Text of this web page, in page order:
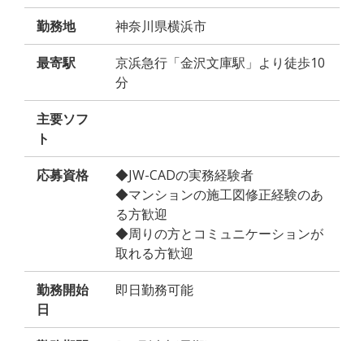
勤務地 神奈川県横浜市
最寄駅
京浜急行「金沢文庫駅」より徒歩10
分
主要ソフ
ト
応募資格
◆JW-CADの実務経験者
◆マンションの施工図修正経験のあ
る方歓迎
◆周りの方とコミュニケーションが
取れる方歓迎
勤務開始
日
即日勤務可能